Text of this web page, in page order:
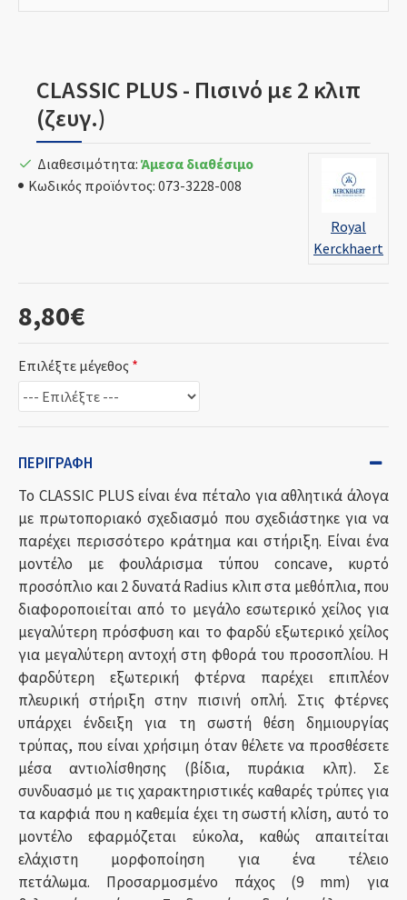
CLASSIC PLUS - Πισινό με 2 κλιπ
(ζευγ.)
8,80€
Διαθεσιμότητα: Άμεσα διαθέσιμο
Κωδικός προϊόντος: 073-3228-008
Royal
Kerckhaert
Επιλέξτε μέγεθος
ΠΕΡΙΓΡΑΦΉ
Το CLASSIC PLUS είναι ένα πέταλο για αθλητικά άλογα
με πρωτοποριακό σχεδιασμό που σχεδιάστηκε για να
παρέχει περισσότερο κράτημα και στήριξη. Είναι ένα
μοντέλο με φουλάρισμα τύπου concave, κυρτό
προσόπλιο και 2 δυνατάRadius κλιπ στα μεθόπλια, που
διαφοροποιείται από το μεγάλο εσωτερικό χείλος για
μεγαλύτερη πρόσφυση και το φαρδύ εξωτερικό χείλος
για μεγαλύτερη αντοχή στη φθορά του προσοπλίου. Η
φαρδύτερη εξωτερική φτέρνα παρέχει επιπλέον
πλευρική στήριξη στην πισινή οπλή. Στις φτέρνες
υπάρχειένδειξη για τη σωστή θέση δημιουργίας
τρύπας, που είναι χρήσιμη όταν θέλετε να προσθέσετε
μέσα αντιολίσθησης (βίδια, πυράκια κλπ).
Σε
συνδυασμό με τις χαρακτηριστικές καθαρές τρύπες για
τα καρφιά που η καθεμία έχει τη σωστή κλίση, αυτό το
μοντέλο εφαρμόζεται εύκολα, καθώς απαιτείται
ελάχιστη μορφοποίηση για ένα τέλειο
πετάλωμα. Προσαρμοσμένο πάχος (9 mm) για